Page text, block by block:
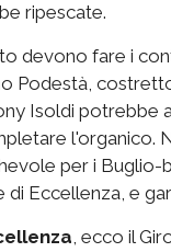
ripescate.
devono fare i
Podestà,
Isoldi potrebbe
l'organico.
per i Buglio-
di Eccellenza, e
, ecco il